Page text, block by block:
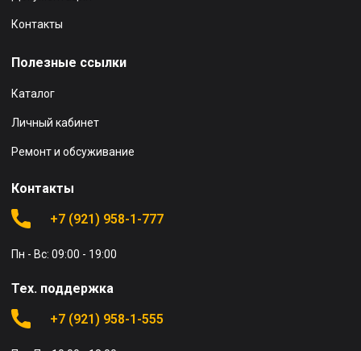
Контакты
Полезные ссылки
Каталог
Личный кабинет
Ремонт и обсуживание
Контакты
+7 (921) 958-1-777
Пн - Вс: 09:00 - 19:00
Тех. поддержка
+7 (921) 958-1-555